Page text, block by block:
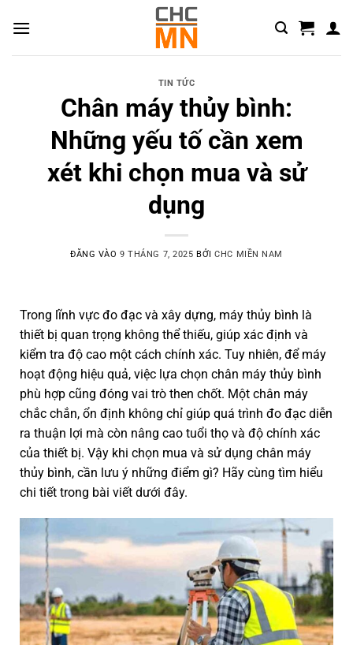
TIN TỨC
Chân máy thủy bình:
Những yếu tố cần xem
xét khi chọn mua và sử
dụng
ĐĂNG VÀO9 THÁNG 7, 2025 BỞICHC MIỀN NAM
Trong lĩnh vực đo đạc và xây dựng, máy thủy bình là
thiết bị quan trọng không thể thiếu, giúp xác định và
kiểm tra độ cao một cách chính xác. Tuy nhiên, để máy
hoạt động hiệu quả, việc lựa chọn chân máy thủy bình
phù hợp cũng đóng vai trò then chốt. Một chân máy
chắc chắn, ổn định không chỉ giúp quá trình đo đạc diễn
ra thuận lợi mà còn nâng cao tuổi thọ và độ chính xác
của thiết bị. Vậy khi chọn mua và sử dụng chân máy
thủy bình, cần lưu ý những điểm gì? Hãy cùng tìm hiểu
chi tiết trong bài viết dưới đây.